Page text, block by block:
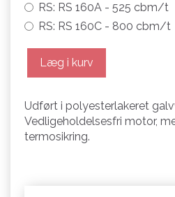
RS: RS 160A - 525 cbm/t
RS: RS 160C - 800 cbm/t
Læg i kurv
Udført i polyesterlakeret
Vedligeholdelsesfri motor,
termosikring.